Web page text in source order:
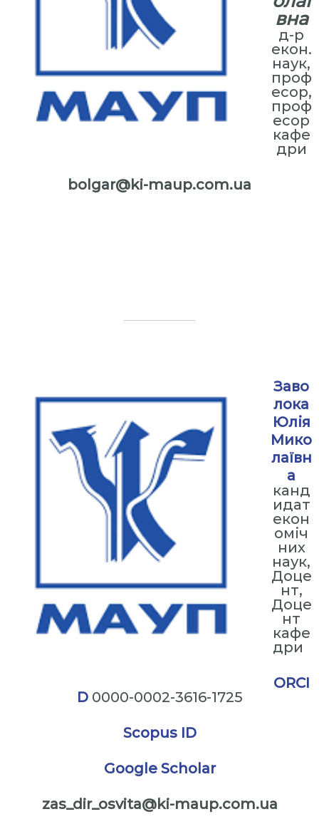
вна
д-р
екон.
наук,
проф
есор,
проф
есор
кафе
дри
bolgar@ki-maup.com.ua
Заво
лока
Юлія
Мико
лаївн
а
канд
идат
екон
оміч
них
наук,
Доце
нт,
Доце
нт
кафе
дри
ORCI
D0000-0002-3616-1725
Scopus ID
Google Scholar
zas_dir_osvita@ki-maup.com.ua